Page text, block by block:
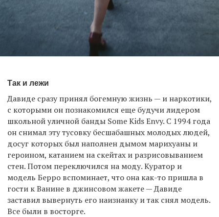
Так и лежи
Давиде сразу принял богемную жизнь — и наркотики,
с которыми он познакомился еще будучи лидером
школьной уличной банды Some Kids Envy. С 1994 года
он снимал эту тусовку бесшабашных молодых людей,
досуг которых был наполнен дымом марихуаны и
героином, катанием на скейтах и разрисовыванием
стен. Потом переключился на моду. Куратор и
модель Берро вспоминает, что она как-то пришла в
гости к Ванине в джинсовом жакете — Давиде
заставил вывернуть его наизнанку и так снял модель.
Все были в восторге.